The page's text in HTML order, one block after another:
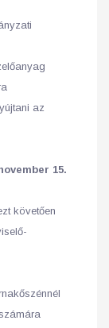
az
15.
követően